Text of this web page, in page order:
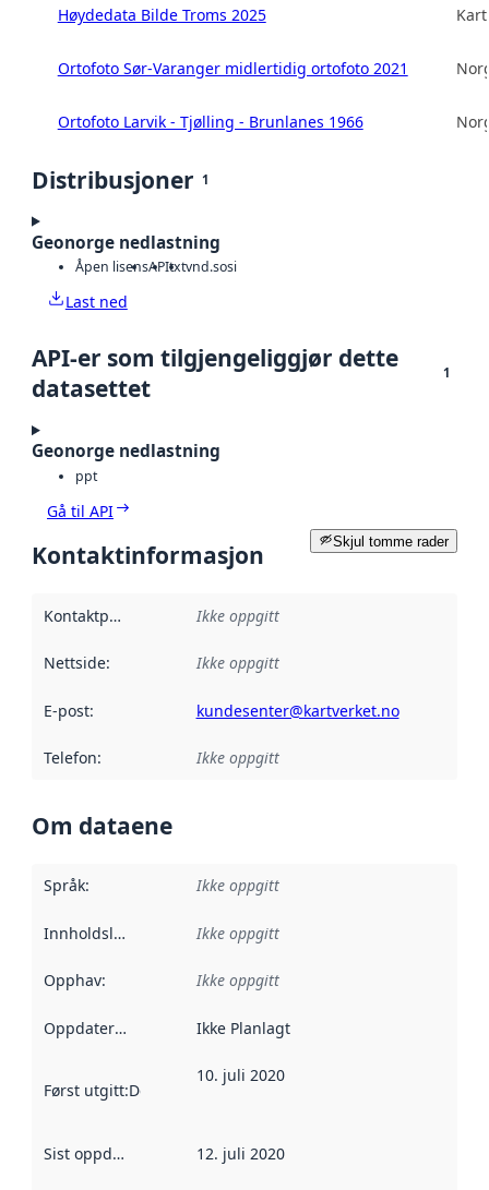
Høydedata Bilde Troms 2025
Ortofoto Sør-Varanger midlertidig ortofoto 2021
Ortofoto Larvik - Tjølling - Brunlanes 1966
Distribusjoner 1
Geonorge nedlastning
Åpen lisensAPItxtvnd.sosi
Last ned
API-er som tilgjengeliggjør dette
datasettet
1
Geonorge nedlastning
ppt
Gå til API
Skjul tomme rader
Kontaktinformasjon
Kontaktpunkt Ikke oppgitt
Nettside: Ikke oppgitt
E-post: kundesenter@kartverket.no
Telefon: Ikke oppgitt
Om dataene
Språk: Ikke oppgitt
Innholdsleverandører :
Ikke oppgitt
Opphav: Ikke oppgitt
Oppdateringsfrekvens :
Ikke Planlagt
Først utgitt:Denne datoen sier når dataene i dette
10. juli 2020
Sist oppdatert 12. juli 2020